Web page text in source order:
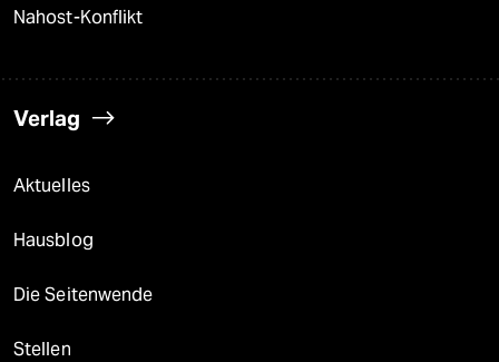
Nahost-Konflikt
Verlag
Aktuelles
Hausblog
Die Seitenwende
Stellen